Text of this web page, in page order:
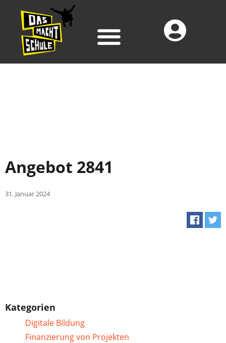
Angebot 2841
31. Januar 2024
Kategorien
Digitale Bildung
Finanzierung von Projekten